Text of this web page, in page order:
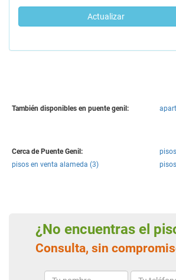
Actualizar
También disponibles en puente genil:
Cerca de Puente Genil:
pisos en venta alameda (3)
¿No encuentras el
Consulta, sin